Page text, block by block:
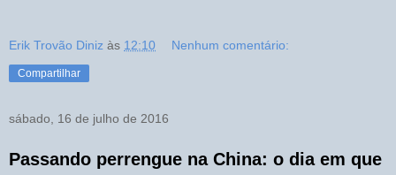
Erik Trovão Diniz às 12:10 Nenhum comentário:
Compartilhar
sábado, 16 de julho de 2016
Passando perrengue na China: o dia em que